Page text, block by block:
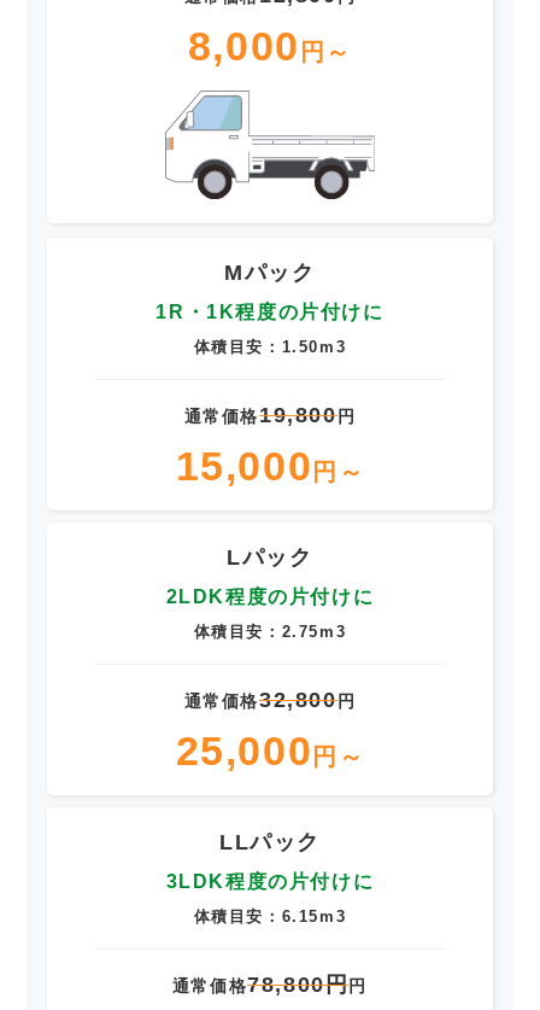
8,000 円～
Mパック
1R・1K程度の片付けに
体積目安：1.50m3
通常価格19,800円
15,000 円～
Lパック
2LDK程度の片付けに
体積目安：2.75m3
通常価格32,800円
25,000 円～
LLパック
3LDK程度の片付けに
体積目安：6.15m3
通常価格78,800円円